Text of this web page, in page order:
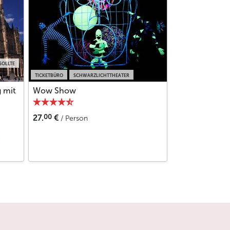
(DPP) unter der folgenden
rufen Sie schnell den Kundenservice an:
zum Gemeindeamt. Alles zum Thema
mit
TICKETBÜRO SCHWARZLICHTTHEATER
Wow Show
27.00 € / Person